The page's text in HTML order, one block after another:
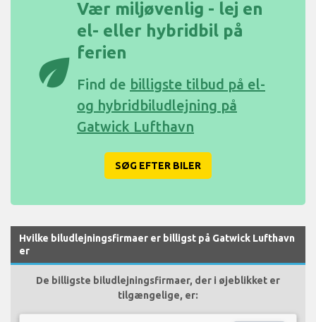
eco
Vær miljøvenlig - lej en
el- eller hybridbil på
ferien
Find de billigste tilbud på el-
og hybridbiludlejning på
Gatwick Lufthavn
SØG EFTER BILER
Hvilke biludlejningsfirmaer er billigst på Gatwick Lufthavn
er
De billigste biludlejningsfirmaer, der i øjeblikket er
tilgængelige, er: